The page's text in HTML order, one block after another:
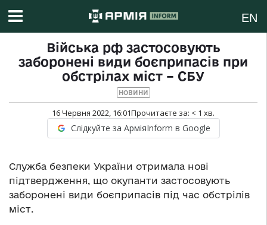
EN
Війська рф застосовують
заборонені види боєприпасів при
обстрілах міст – СБУ
НОВИНИ
16 Червня 2022, 16:01Прочитаєте за: < 1 хв.
Слідкуйте за АрміяInform в Google
Служба безпеки України отримала нові
підтвердження, що окупанти застосовують
заборонені види боєприпасів під час обстрілів
міст.